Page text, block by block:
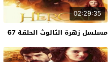
02:29:35
مسلسل زهرة الثالوث الحلقة 67